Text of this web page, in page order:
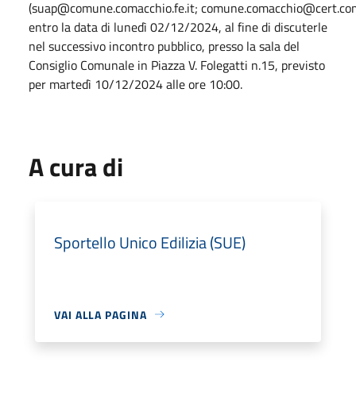
(suap@comune.comacchio.fe.it;
entro la data di lunedì 02/12/2024, al fine di discuterle
nel successivo incontro pubblico, presso la sala del
Consiglio Comunale in Piazza V. Folegatti n.15, previsto
per martedì 10/12/2024 alle ore 10:00.
A cura di
Sportello Unico Edilizia (SUE)
VAI ALLA PAGINA